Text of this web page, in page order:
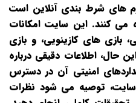
از پلتفرم‌ های شرط‌ بندی آنلاین است
می‌ کنند. این سایت امکانات
بازی‌ های کازینویی، و بازی‌
حال، اطلاعات دقیقی درباره
امنیتی آن در دسترس
سایت، توصیه می‌ شود نظرات